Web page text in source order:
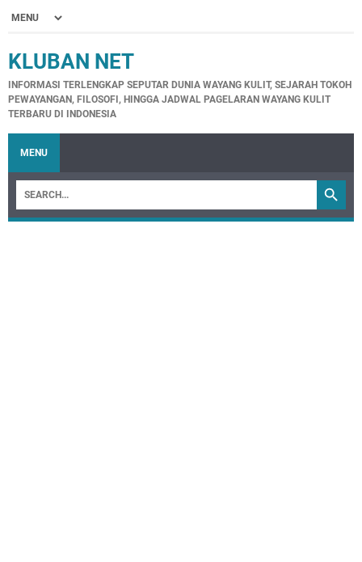
KLUBAN NET
INFORMASI TERLENGKAP SEPUTAR DUNIA WAYANG KULIT, SEJARAH TOKOH
PEWAYANGAN, FILOSOFI, HINGGA JADWAL PAGELARAN WAYANG KULIT
TERBARU DI INDONESIA
MENU